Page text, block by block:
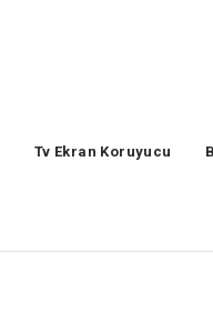
Tv Ekran Koruyucu